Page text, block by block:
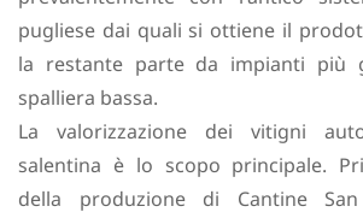
pugliese dai quali si ottiene il
la restante parte da impianti più
spalliera bassa.
La valorizzazione dei vitigni
salentina è lo scopo principale.
della produzione di Cantine